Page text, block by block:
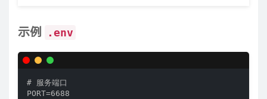
示例 .env
# 服务端口
PORT=6688